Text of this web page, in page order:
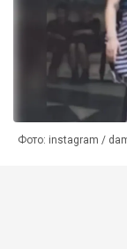
Фото: instagram /